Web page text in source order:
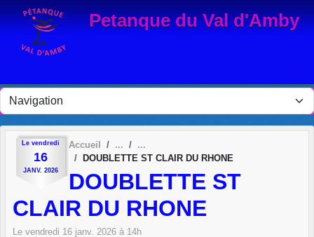
Petanque du Val d'Amby
Le vendredi
16
JANV. 2026
Accueil
DOUBLETTE ST CLAIR DU RHONE
DOUBLETTE ST
CLAIR DU RHONE
Le vendredi 16 janv. 2026 à 14h
Panneau de gestion des cookies